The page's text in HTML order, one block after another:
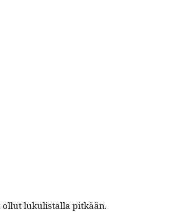
ollut lukulistal­la pitkään.